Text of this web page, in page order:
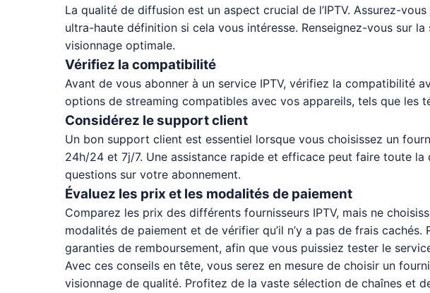
La qualité de diffusion est un aspect crucial de l’IPTV. Assurez-
ultra-haute définition si cela vous intéresse. Renseignez-vous sur
visionnage optimale.
Vérifiez la compatibilité
Avant de vous abonner à un service IPTV, vérifiez la compatibilité
options de streaming compatibles avec vos appareils, tels que les
Considérez le support client
Un bon support client est essentiel lorsque vous choisissez un
24h/24 et 7j/7. Une assistance rapide et efficace peut faire toute
questions sur votre abonnement.
Évaluez les prix et les modalités de paiement
Comparez les prix des différents fournisseurs IPTV, mais ne
modalités de paiement et de vérifier qu’il n’y a pas de frais
garanties de remboursement, afin que vous puissiez tester le
Avec ces conseils en tête, vous serez en mesure de choisir un
visionnage de qualité. Profitez de la vaste sélection de chaînes et